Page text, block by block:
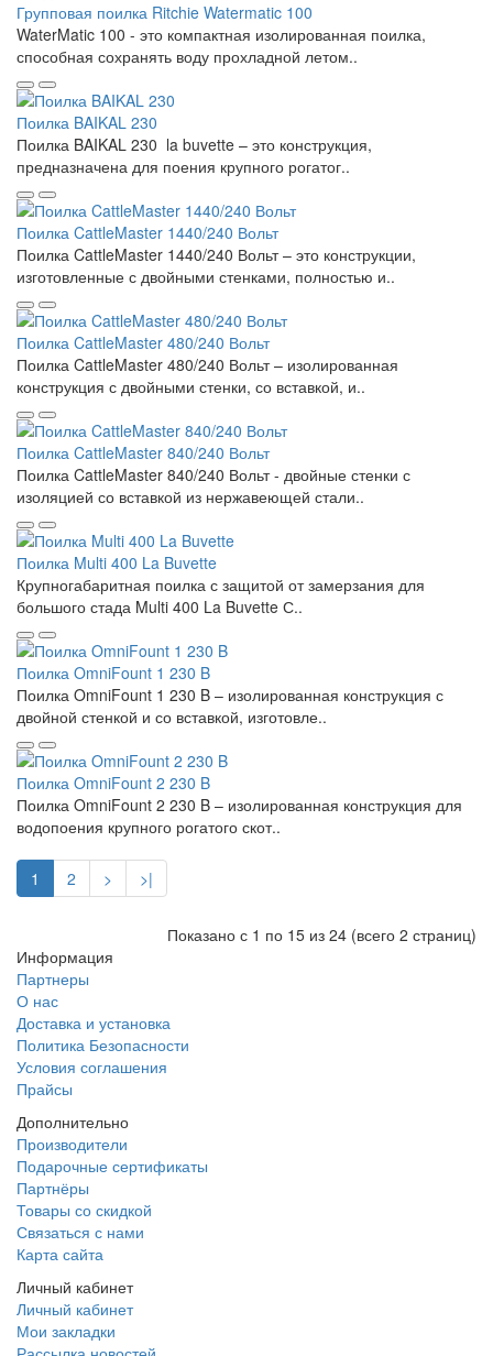
Групповая поилка Ritchie Watermatic 100
WaterMatic 100 - это компактная изолированная поилка,
способная сохранять воду прохладной летом..
Поилка BAIKAL 230
Поилка BAIKAL 230 la buvette – это конструкция,
предназначена для поения крупного рогатог..
Поилка CattleMaster 1440/240 Вольт
Поилка CattleMaster 1440/240 Вольт – это конструкции,
изготовленные с двойными стенками, полностью и..
Поилка CattleMaster 480/240 Вольт
Поилка CattleMaster 480/240 Вольт – изолированная
конструкция с двойными стенки, со вставкой, и..
Поилка CattleMaster 840/240 Вольт
Поилка CattleMaster 840/240 Вольт - двойные стенки с
изоляцией со вставкой из нержавеющей стали..
Поилка Multi 400 La Buvette
Крупногабаритная поилка с защитой от замерзания для
большого стада Multi 400 La Buvette С..
Поилка OmniFount 1 230 B
Поилка OmniFount 1 230 B – изолированная конструкция с
двойной стенкой и со вставкой, изготовле..
Поилка OmniFount 2 230 B
Поилка OmniFount 2 230 B – изолированная конструкция для
водопоения крупного рогатого скот..
1 2 > >|
Показано с 1 по 15 из 24 (всего 2 страниц)
Информация
Партнеры
О нас
Доставка и установка
Политика Безопасности
Условия соглашения
Прайсы
Дополнительно
Производители
Подарочные сертификаты
Партнёры
Товары со скидкой
Связаться с нами
Карта сайта
Личный кабинет
Личный кабинет
Мои закладки